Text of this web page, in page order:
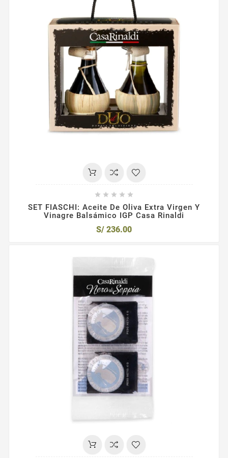
    
SET FIASCHI: Aceite De Oliva Extra Virgen Y
Vinagre Balsámico IGP Casa Rinaldi
S/ 236.00